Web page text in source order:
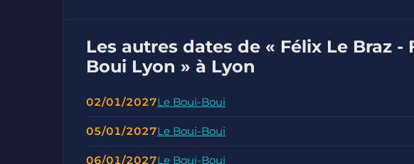
Les autres dates de « Félix Le Braz
Boui Lyon » à Lyon
02/01/2027Le Boui-Boui
05/01/2027Le Boui-Boui
06/01/2027Le Boui-Boui